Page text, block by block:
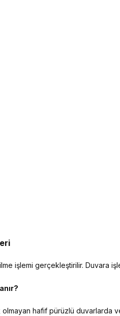
işlemi gerçekleştirilir. Duvara
hafif pürüzlü duvarlarda